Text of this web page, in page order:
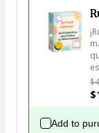
Add to